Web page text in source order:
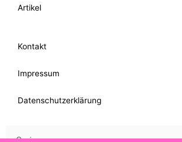
Artikel
Kontakt
Impressum
Datenschutzerklärung